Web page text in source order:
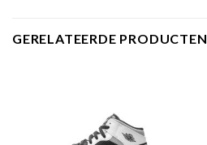
GERELATEERDE PRODUCTEN